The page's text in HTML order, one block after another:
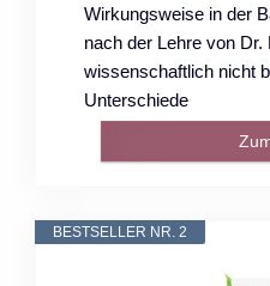
Wirkungsweise in der
nach der Lehre von
wissenschaftlich nicht
Unterschiede
BESTSELLER NR. 2